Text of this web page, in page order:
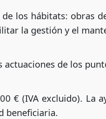
los hábitats: obras
la gestión y el
de los
€ (IVA excluido). La
beneficiaria.